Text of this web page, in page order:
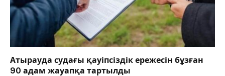
Атырауда судағы қауіпсіздік ережесін бұзған
90 адам жауапқа тартылды